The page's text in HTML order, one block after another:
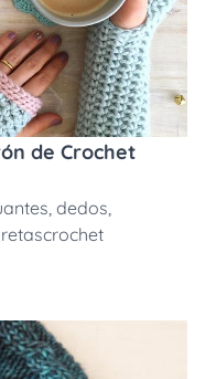
de Crochet
, dedos,